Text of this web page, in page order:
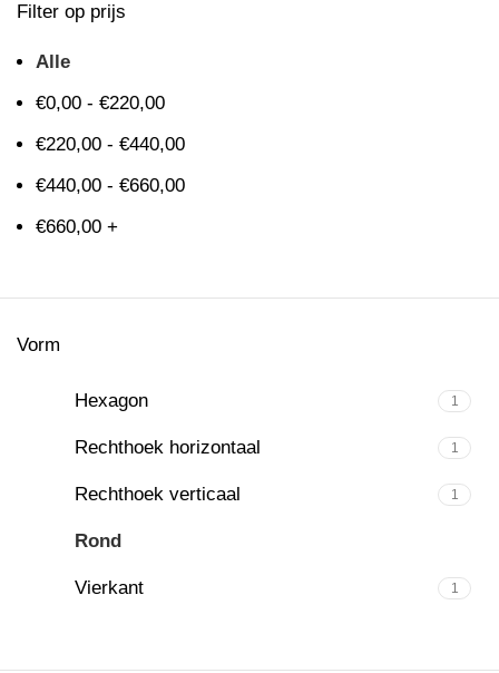
Filter op prijs
Alle
€0,00 - €220,00
€220,00 - €440,00
€440,00 - €660,00
€660,00 +
Vorm
Hexagon 1
Rechthoek horizontaal 1
Rechthoek verticaal 1
Rond
Vierkant 1